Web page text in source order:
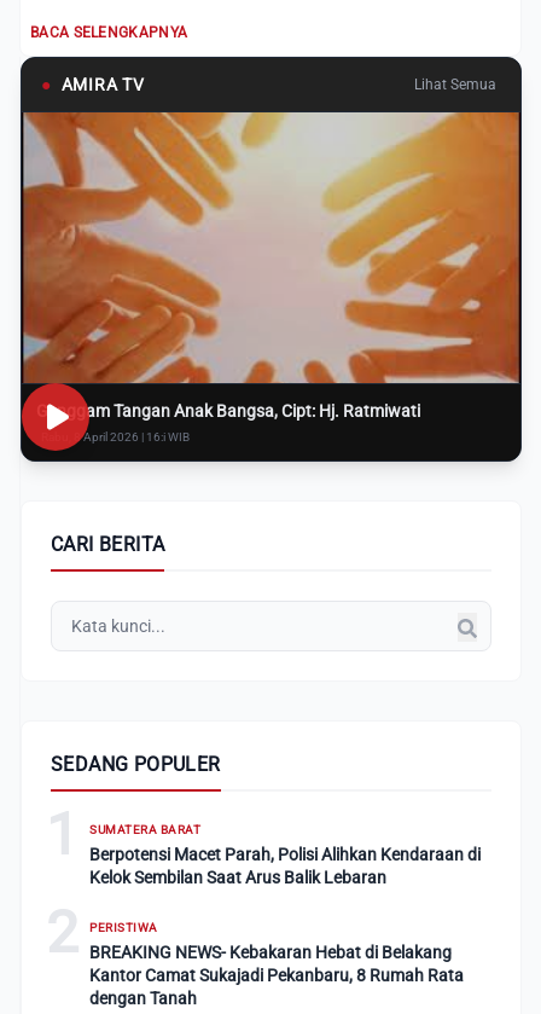
BACA SELENGKAPNYA
● AMIRA TV Lihat Semua
Genggam Tangan Anak Bangsa, Cipt: Hj. Ratmiwati
Rabu, 8 April 2026 | 16:i WIB
CARI BERITA
SEDANG POPULER
1 SUMATERA BARAT
Berpotensi Macet Parah, Polisi Alihkan Kendaraan di
Kelok Sembilan Saat Arus Balik Lebaran
2 PERISTIWA
BREAKING NEWS- Kebakaran Hebat di Belakang
Kantor Camat Sukajadi Pekanbaru, 8 Rumah Rata
dengan Tanah